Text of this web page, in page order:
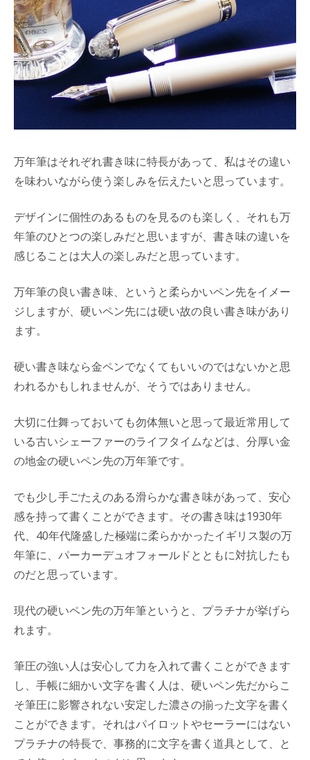
万年筆はそれぞれ書き味に特長があって、私はその違い
を味わいながら使う楽しみを伝えたいと思っています。
デザインに個性のあるものを見るのも楽しく、それも万
年筆のひとつの楽しみだと思いますが、書き味の違いを
感じることは大人の楽しみだと思っています。
万年筆の良い書き味、というと柔らかいペン先をイメー
ジしますが、硬いペン先には硬い故の良い書き味があり
ます。
硬い書き味なら金ペンでなくてもいいのではないかと思
われるかもしれませんが、そうではありません。
大切に仕舞っておいても勿体無いと思って最近常用して
いる古いシェーファーのライフタイムなどは、分厚い金
の地金の硬いペン先の万年筆です。
でも少し手ごたえのある滑らかな書き味があって、安心
感を持って書くことができます。その書き味は1930年
代、40年代隆盛した極端に柔らかかったイギリス製の万
年筆に、パーカーデュオフォールドとともに対抗したも
のだと思っています。
現代の硬いペン先の万年筆というと、プラチナが挙げら
れます。
筆圧の強い人は安心して力を入れて書くことができます
し、手帳に細かい文字を書く人は、硬いペン先だからこ
そ筆圧に影響されない安定した濃さの揃った文字を書く
ことができます。それはパイロットやセーラーにはない
プラチナの特長で、事務的に文字を書く道具として、と